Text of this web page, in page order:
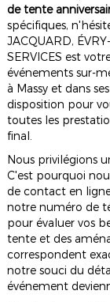
de tente
spécifiques,
JACQUARD,
SERVICES est
événements sur-
à Massy et dans
disposition pour
toutes les
final.
Nous privilégions
C'est pourquoi
de contact en
notre numéro de
pour évaluer vos
tente et des
correspondent
notre souci du
événement